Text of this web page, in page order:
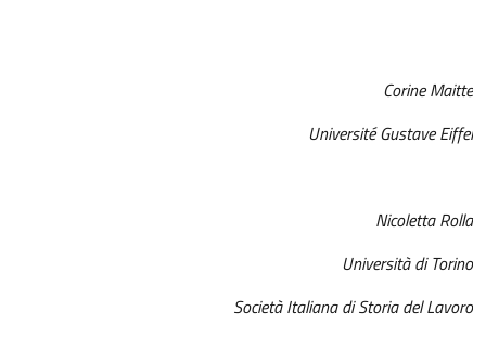
Corine Maitte
Université Gustave Eiffel
Nicoletta Rolla
Università di Torino
Società Italiana di Storia del Lavoro